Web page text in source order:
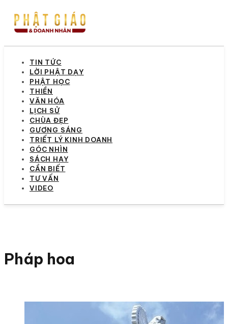
TIN TỨC
LỜI PHẬT DẠY
PHẬT HỌC
THIỀN
VĂN HÓA
LỊCH SỬ
CHÙA ĐẸP
GƯƠNG SÁNG
TRIẾT LÝ KINH DOANH
GÓC NHÌN
SÁCH HAY
CẦN BIẾT
TƯ VẤN
VIDEO
Pháp hoa